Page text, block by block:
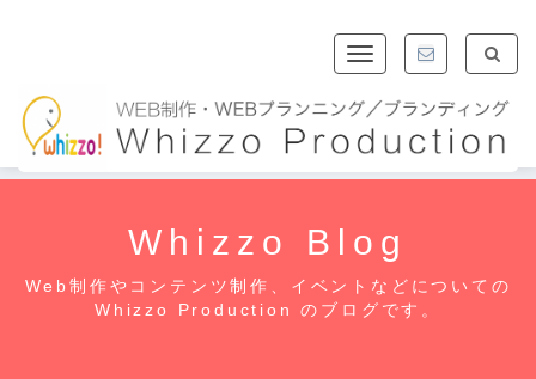
Toggle
navigation
Whizzo Blog
Web制作やコンテンツ制作、イベントなどについての
Whizzo Production のブログです。